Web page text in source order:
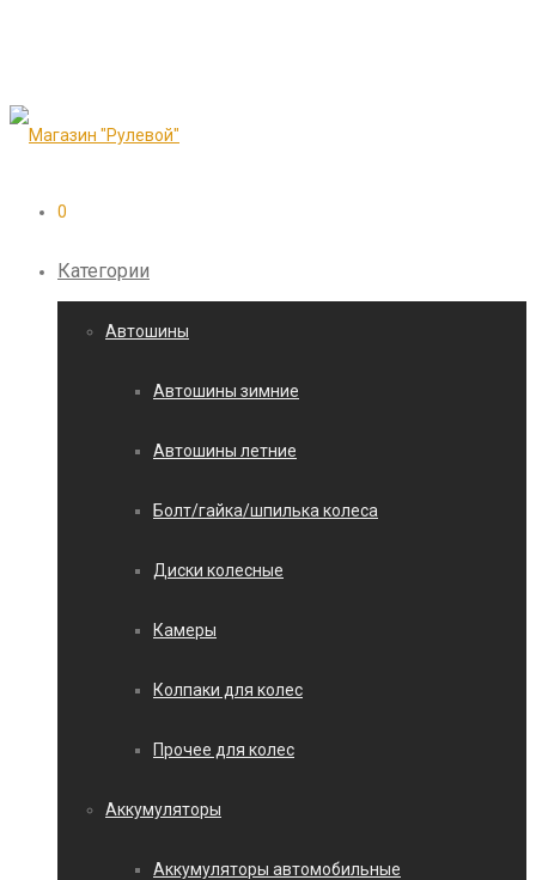
0
Категории
Автошины
Автошины зимние
Автошины летние
Болт/гайка/шпилька колеса
Диски колесные
Камеры
Колпаки для колес
Прочее для колес
Аккумуляторы
Аккумуляторы автомобильные